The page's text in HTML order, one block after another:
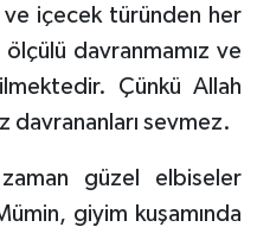
içecek türünden her
ölçülü davranmamız ve
Çünkü Allah
davrananları sevmez.
zaman güzel elbiseler
giyim kuşamında